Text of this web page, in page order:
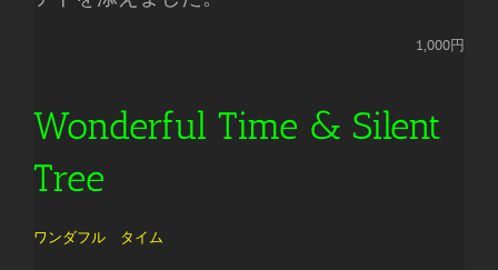
1,000円
Wonderful Time & Silent
Tree
ワンダフル タイム